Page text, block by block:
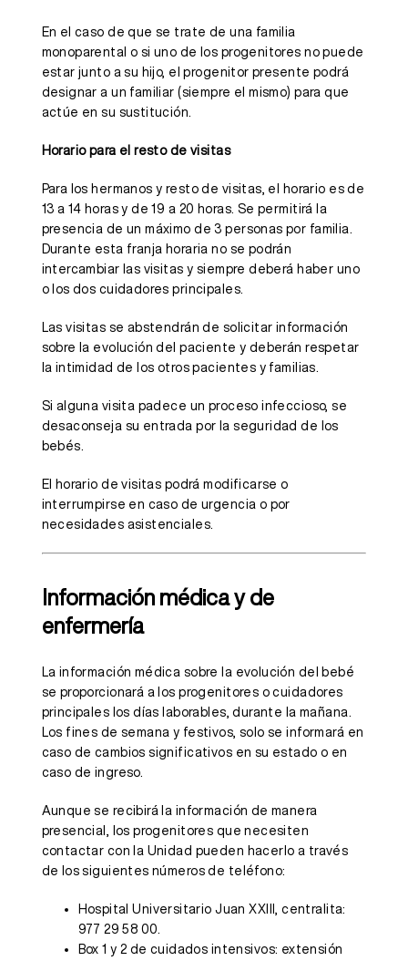
En el caso de que se trate de una familia
monoparental o si uno de los progenitores no puede
estar junto a su hijo, el progenitor presente podrá
designar a un familiar (siempre el mismo) para que
actúe en su sustitución.
Horario para el resto de visitas
Para los hermanos y resto de visitas, el horario es de
13 a 14 horas y de 19 a 20 horas. Se permitirá la
presencia de un máximo de 3 personas por familia.
Durante esta franja horaria no se podrán
intercambiar las visitas y siempre deberá haber uno
o los dos cuidadores principales.
Las visitas se abstendrán de solicitar información
sobre la evolución del paciente y deberán respetar
la intimidad de los otros pacientes y familias.
Si alguna visita padece un proceso infeccioso, se
desaconseja su entrada por la seguridad de los
bebés.
El horario de visitas podrá modificarse o
interrumpirse en caso de urgencia o por
necesidades asistenciales.
Información médica y de
enfermería
La información médica sobre la evolución del bebé
se proporcionará a los progenitores o cuidadores
principales los días laborables, durante la mañana.
Los fines de semana y festivos, solo se informará en
caso de cambios significativos en su estado o en
caso de ingreso.
Aunque se recibirá la información de manera
presencial, los progenitores que necesiten
contactar con la Unidad pueden hacerlo a través
de los siguientes números de teléfono:
Hospital Universitario Juan XXIII, centralita:
977 29 58 00.
Box 1 y 2 de cuidados intensivos: extensión